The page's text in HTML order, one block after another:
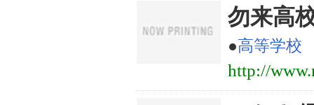
勿来高
●高等学校
http://